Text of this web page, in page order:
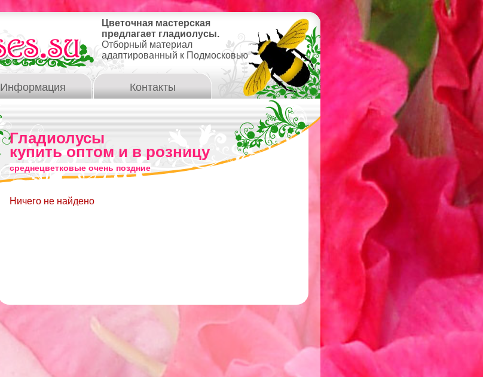
Цветочная мастерская
предлагает гладиолусы.
Отборный материал
адаптированный к Подмосковью
Информация Контакты
Гладиолусы
купить оптом и в розницу
среднецветковые очень поздние
Ничего не найдено